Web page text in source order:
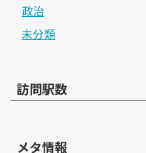
政治
未分類
訪問駅数
メタ情報